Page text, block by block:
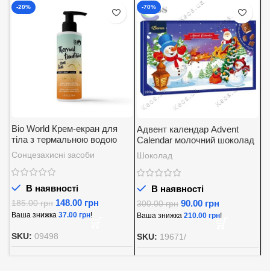
-20%
Bio World Крем-екран для
тіла з термальною водою
SPF 30
Сонцезахисні засоби
В наявності
185.00грн 148.00 грн
Ваша знижка 37.00 грн!
SKU: 09498
-70%
Адвент календар Advent
Calendar молочний шоколад
із вершковою начинкою
Baron 200 г.
Шоколад
В наявності
300.00грн 90.00 грн
Ваша знижка 210.00 грн!
SKU: 19671/